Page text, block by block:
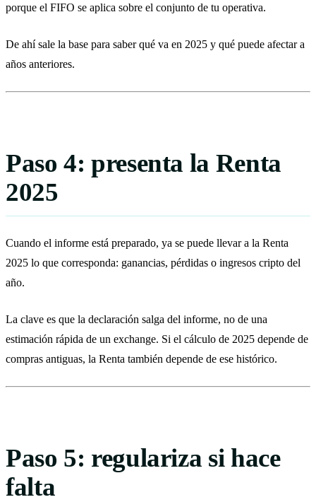
porque el FIFO se aplica sobre el conjunto de tu operativa.
De ahí sale la base para saber qué va en 2025 y qué puede afectar a
años anteriores.
Paso 4: presenta la Renta
2025
Cuando el informe está preparado, ya se puede llevar a la Renta
2025 lo que corresponda: ganancias, pérdidas o ingresos cripto del
año.
La clave es que la declaración salga del informe, no de una
estimación rápida de un exchange. Si el cálculo de 2025 depende de
compras antiguas, la Renta también depende de ese histórico.
Paso 5: regulariza si hace
falta